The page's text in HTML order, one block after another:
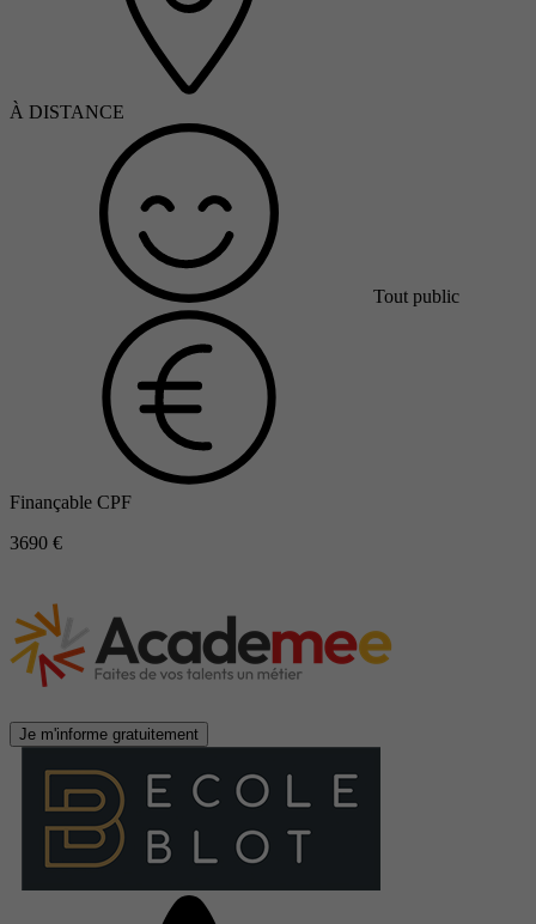
À DISTANCE
Tout public
Finançable CPF
3690 €
Je m'informe gratuitement